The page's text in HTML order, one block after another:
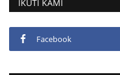
IKUTI KAMI
Facebook